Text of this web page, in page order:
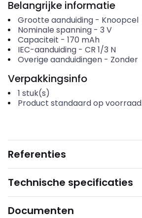
Belangrijke informatie
Grootte aanduiding- Knoopcel
Nominale spanning- 3 V
Capaciteit - 170 mAh
IEC-aanduiding- CR 1/3 N
Overige aanduidingen- Zonder
Verpakkingsinfo
1 stuk(s)
Product standaard op voorraad
Referenties
Technische specificaties
Documenten